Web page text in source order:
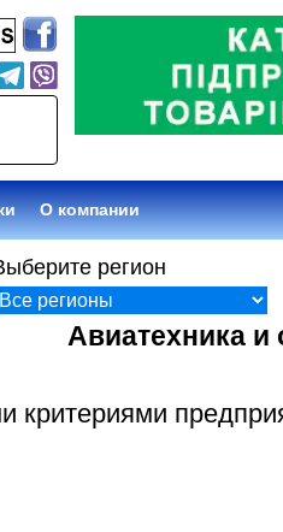
О компании
регион
Авиатехника и
критериями